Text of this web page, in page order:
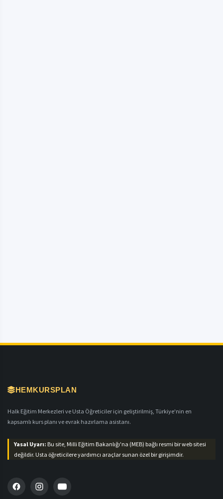
HEMKURSPLAN
Halk Eğitim Merkezleri ve Usta Öğreticiler için geliştirilmiş, Türkiye'nin en
kapsamlı kurs planı ve evrak hazırlama asistanı.
Yasal Uyarı: Bu site, Milli Eğitim Bakanlığı'na (MEB) bağlı resmi bir web sitesi
değildir. Usta öğreticilere yardımcı araçlar sunan özel bir girişimdir.